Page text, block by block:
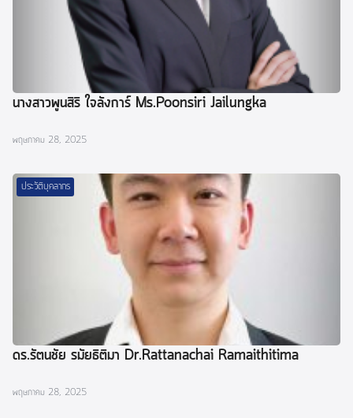
นางสาวพูนสิริ ใจลังการ์ Ms.Poonsiri Jailungka
พฤษภาคม 28, 2025
ประวัติบุคลากร
ดร.รัตนชัย รมัยธิติมา Dr.Rattanachai Ramaithitima
พฤษภาคม 28, 2025